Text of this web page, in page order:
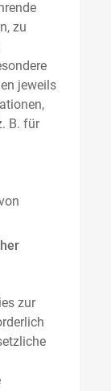
zu
jeweils
B. für
zur